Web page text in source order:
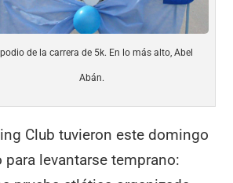
podio de la carrera de 5k. En lo más alto, Abel
Abán.
Club tuvieron este domingo
levantarse temprano: